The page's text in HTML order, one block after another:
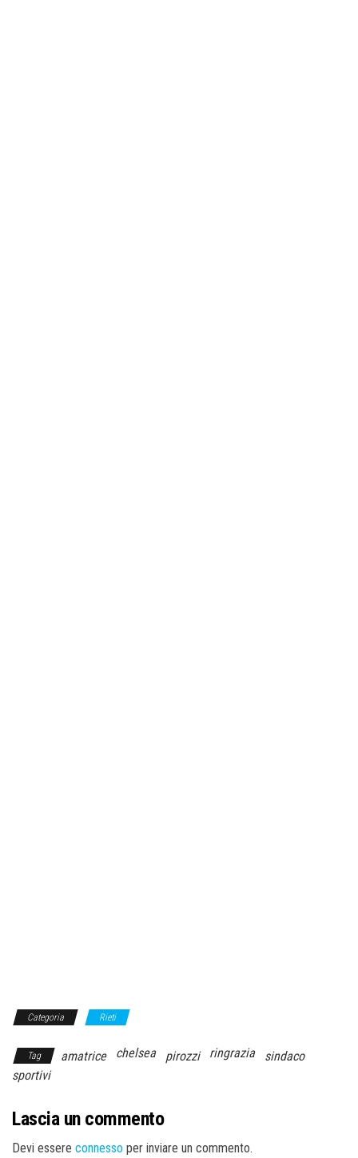
Categoria Rieti
Tag amatrice chelsea pirozzi ringrazia
sindaco
sportivi
Lascia un commento
Devi essere connesso per inviare un commento.